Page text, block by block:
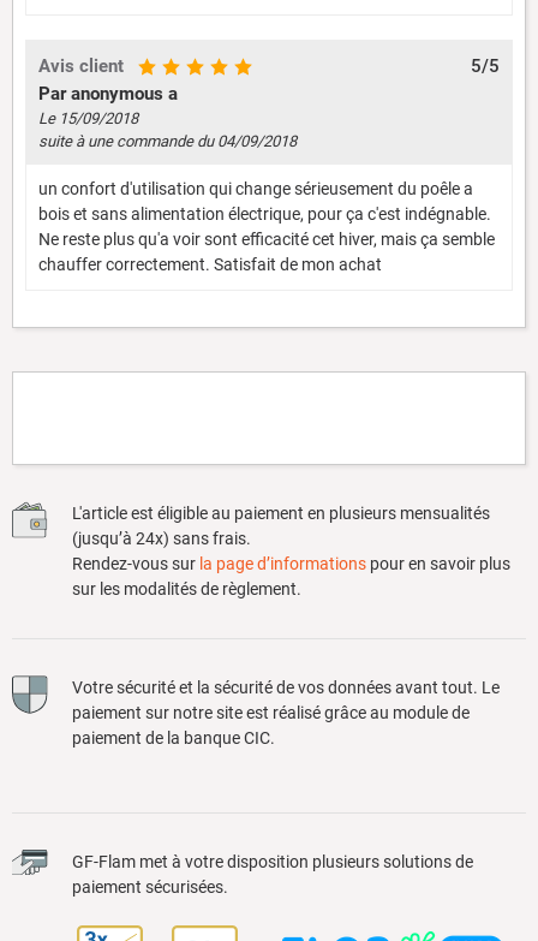
Avis client
5/5
Par anonymous a
Le 15/09/2018
suite à une commande du 04/09/2018
un confort d'utilisation qui change sérieusement du poêle a
bois et sans alimentation électrique, pour ça c'est indégnable.
Ne reste plus qu'a voir sont efficacité cet hiver, mais ça semble
chauffer correctement. Satisfait de mon achat
L'article est éligible au paiement en plusieurs mensualités
(jusqu’à 24x) sans frais.
Rendez-vous sur la page d’informations pour en savoir plus
sur les modalités de règlement.
Votre sécurité et la sécurité de vos données avant tout. Le
paiement sur notre site est réalisé grâce au module de
paiement de la banque CIC.
GF-Flam met à votre disposition plusieurs solutions de
paiement sécurisées.